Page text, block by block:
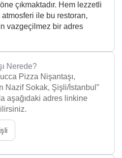
çıkmaktadır. Hem lezzetli
ile bu restoran,
vazgeçilmez bir adres
Nerede?
Pizza Nişantaşı,
Nazif Sokak, Şişli/İstanbul”
aşağıdaki adres linkine